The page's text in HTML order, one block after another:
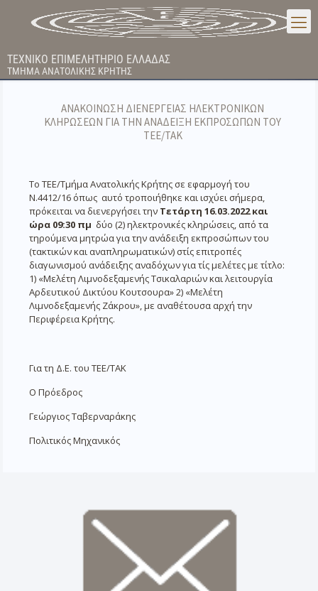
ΤΕΧΝΙΚΟ ΕΠΙΜΕΛΗΤΗΡΙΟ ΕΛΛΑΔΑΣ
ΤΜΗΜΑ ΑΝΑΤΟΛΙΚΗΣ ΚΡΗΤΗΣ
ΑΝΑΚΟΙΝΩΣΗ ΔΙΕΝΕΡΓΕΙΑΣ ΗΛΕΚΤΡΟΝΙΚΩΝ
ΚΛΗΡΩΣΕΩΝ ΓΙΑ ΤΗΝ ΑΝΑΔΕΙΞΗ ΕΚΠΡΟΣΩΠΩΝ ΤΟΥ
ΤΕΕ/ΤΑΚ
Το ΤΕΕ/Τμήμα Ανατολικής Κρήτης σε εφαρμογή του
Ν.4412/16 όπως αυτό τροποιήθηκε και ισχύει σήμερα,
πρόκειται να διενεργήσει την Τετάρτη 16.03.2022 και
ώρα 09:30 πμ δύο (2) ηλεκτρονικές κληρώσεις, από τα
τηρούμενα μητρώα για την ανάδειξη εκπροσώπων του
(τακτικών και αναπληρωματικών) στίς επιτροπές
διαγωνισμού ανάδειξης αναδόχων για τίς μελέτες με τίτλο:
1) «Μελέτη Λιμνοδεξαμενής Τσικαλαριών και λειτουργία
Αρδευτικού Δικτύου Κουτσουρα» 2) «Μελέτη
Λιμνοδεξαμενής Ζάκρου», με αναθέτουσα αρχή την
Περιφέρεια Κρήτης.
Για τη Δ.Ε. του ΤΕΕ/ΤΑΚ
Ο Πρόεδρος
Γεώργιος Ταβερναράκης
Πολιτικός Μηχανικός